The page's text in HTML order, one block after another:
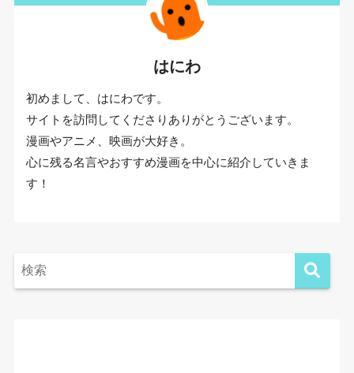
はにわ
初めまして、はにわです。
サイトを訪問してくださりありがとうございます。
漫画やアニメ、映画が大好き。
心に残る名言やおすすめ漫画を中心に紹介していきま
す！